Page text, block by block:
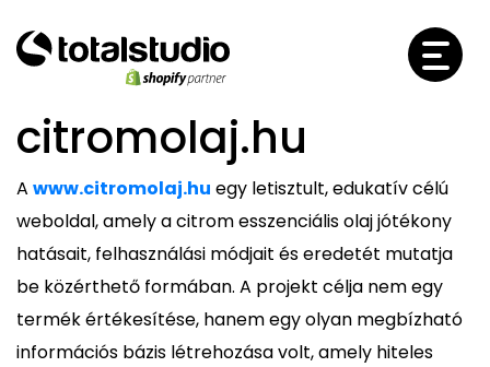
citromolaj.hu
A www.citromolaj.hu egy letisztult, edukatív célú
weboldal, amely a citrom esszenciális olaj jótékony
hatásait, felhasználási módjait és eredetét mutatja
be közérthető formában. A projekt célja nem egy
termék értékesítése, hanem egy olyan megbízható
információs bázis létrehozása volt, amely hiteles